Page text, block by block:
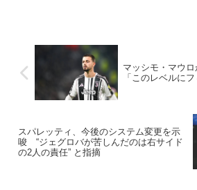
マッシモ・マウ
「このレベルに
スパレッティ、今後のシステム変更を示
唆 “ジェグロバが苦しんだのは右サイド
の2人の責任” と指摘